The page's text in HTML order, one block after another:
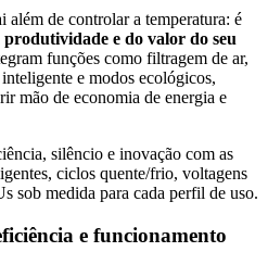
de controlar a temperatura: é
e do valor do seu
funções como filtragem de ar,
e modos ecológicos,
mão de economia de energia e
silêncio e inovação com as
ciclos quente/frio, voltagens
sob medida para cada perfil de uso.
e funcionamento